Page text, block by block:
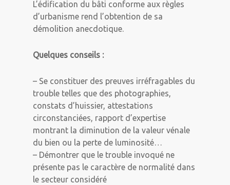
L’édification du bâti conforme aux règles
d’urbanisme rend l’obtention de sa
démolition anecdotique.
Quelques conseils :
– Se constituer des preuves irréfragables du
trouble telles que des photographies,
constats d’huissier, attestations
circonstanciées, rapport d’expertise
montrant la diminution de la valeur vénale
du bien ou la perte de luminosité…
– Démontrer que le trouble invoqué ne
présente pas le caractère de normalité dans
le secteur considéré